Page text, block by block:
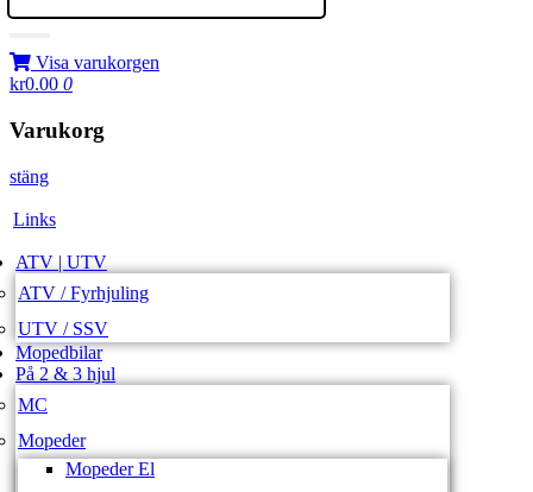
Visa varukorgen
kr0.00 0
Varukorg
stäng
Links
ATV | UTV
ATV / Fyrhjuling
UTV / SSV
Mopedbilar
På 2 & 3 hjul
MC
Mopeder
Mopeder El